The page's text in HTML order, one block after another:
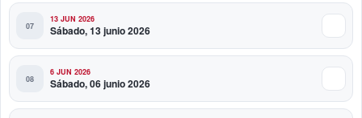
13 JUN 2026
Sábado, 13 junio 2026
6 JUN 2026
Sábado, 06 junio 2026